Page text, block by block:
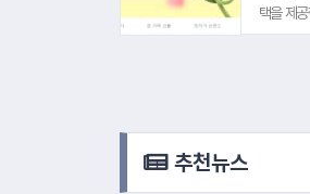
택을 제
'레고 원
클래식,
드'의
추천뉴스